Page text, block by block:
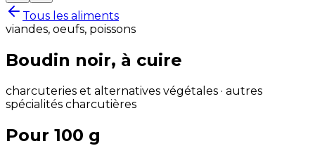
Tous les aliments
viandes, oeufs, poissons
Boudin noir, à cuire
charcuteries et alternatives végétales · autres
spécialités charcutières
Pour 100 g